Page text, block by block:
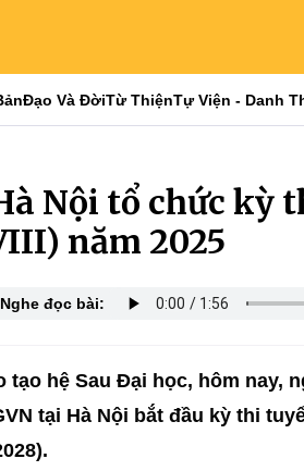
Đạo Và ĐờiTừ ThiệnTự Viện - Danh
Nội tổ chức kỳ
năm 2025
Nghe đọc bài:
hệ Sau Đại học, hôm nay,
tại Hà Nội bắt đầu kỳ thi